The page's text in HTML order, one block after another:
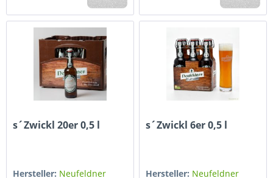
s´Zwickl 20er 0,5 l
Hersteller: Neufeldner
s´Zwickl 6er 0,5 l
Hersteller: Neufeldner